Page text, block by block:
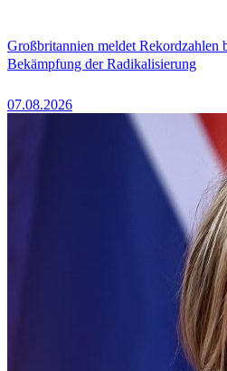
Großbritannien meldet Rekordzahlen
Bekämpfung der Radikalisierung
07.08.2026